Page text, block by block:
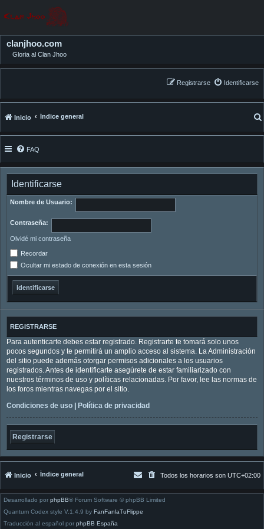
clanjhoo.com
Gloria al Clan Jhoo
Identificarse
Registrarse
Inicio Índice general
FAQ
Identificarse
Nombre de Usuario:
Contraseña:
Olvidé mi contraseña
Recordar
Ocultar mi estado de conexión en esta sesión
REGISTRARSE
Para autenticarte debes estar registrado. Registrarte te tomará solo unos
pocos segundos y te permitirá un amplio acceso al sistema. La Administración
del sitio puede además otorgar permisos adicionales a los usuarios
registrados. Antes de identificarte asegúrete de estar familiarizado con
nuestros términos de uso y políticas relacionadas. Por favor, lee las normas de
los foros mientras navegas por el sitio.
Condiciones de uso
Política de privacidad
Registrarse
Inicio Índice general Todos los horarios son UTC+02:00
Desarrollado por phpBB® Forum Software © phpBB Limited
Quantum Codex style V.1.4.9 by FanFanlaTuFlippe
Traducción al español por phpBB España